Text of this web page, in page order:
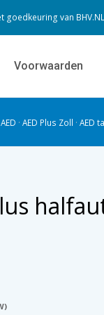
goedkeuring van
Voorwaarden
AED · AED Plus Zoll · AED